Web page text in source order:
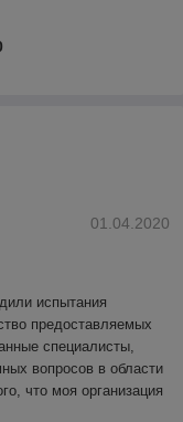
01.04.2020
испытания
предоставляемых
специалисты,
вопросов в области
что моя организация